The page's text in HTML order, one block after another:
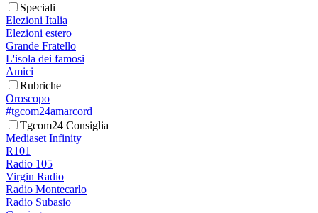
Speciali
Elezioni Italia
Elezioni estero
Grande Fratello
L'isola dei famosi
Amici
Rubriche
Oroscopo
#tgcom24amarcord
Tgcom24 Consiglia
Mediaset Infinity
R101
Radio 105
Virgin Radio
Radio Montecarlo
Radio Subasio